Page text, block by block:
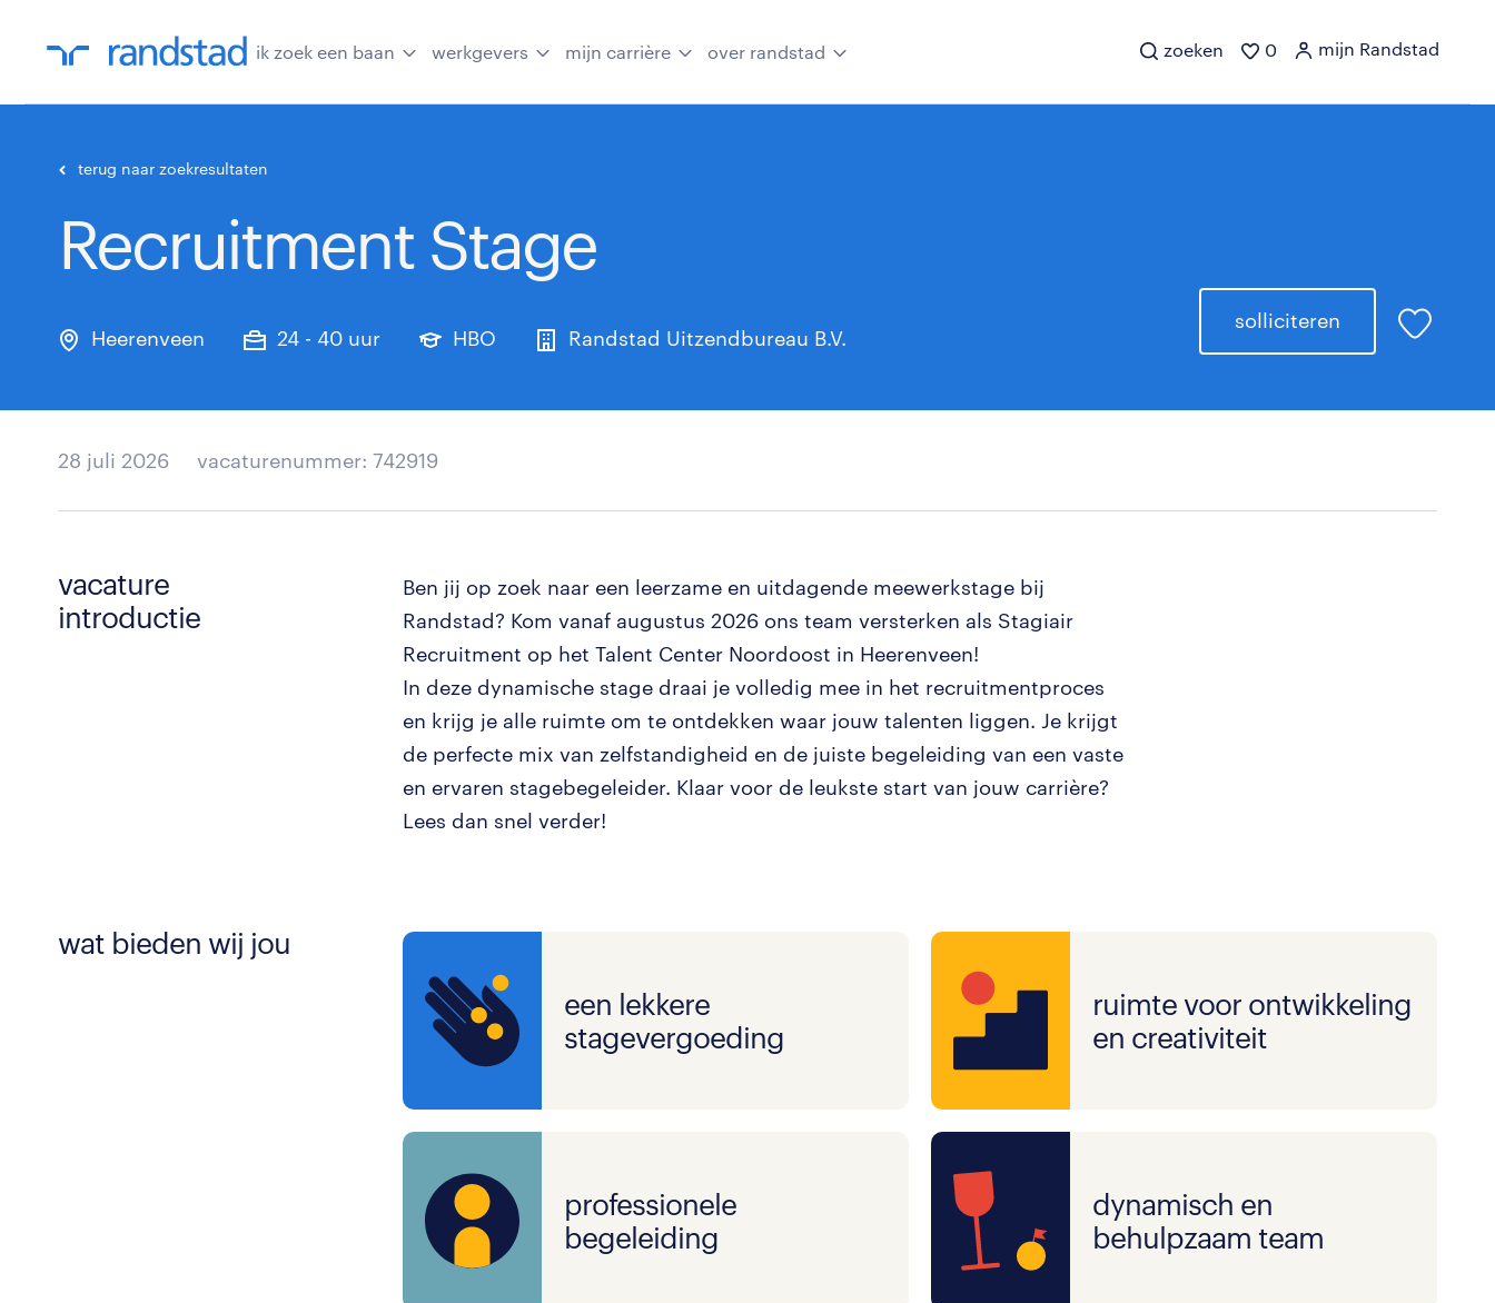
ik zoek een baan werkgevers mijn carrière over randstad zoeken 0 mijn Randstad
terug naar zoekresultaten
Recruitment Stage
Heerenveen 24 - 40 uur HBO Randstad Uitzendbureau B.V.
solliciteren
28 juli 2026 vacaturenummer: 742919
vacature
introductie
Ben jij op zoek naar een leerzame en uitdagende meewerkstage bij
Randstad? Kom vanaf augustus 2026 ons team versterken als Stagiair
Recruitment op het Talent Center Noordoost in Heerenveen!
In deze dynamische stage draai je volledig mee in het recruitmentproces
en krijg je alle ruimte om te ontdekken waar jouw talenten liggen. Je krijgt
de perfecte mix van zelfstandigheid en de juiste begeleiding van een vaste
en ervaren stagebegeleider. Klaar voor de leukste start van jouw carrière?
Lees dan snel verder!
wat bieden wij jou
een lekkere
stagevergoeding
ruimte voor ontwikkeling
en creativiteit
professionele
begeleiding
dynamisch en
behulpzaam team